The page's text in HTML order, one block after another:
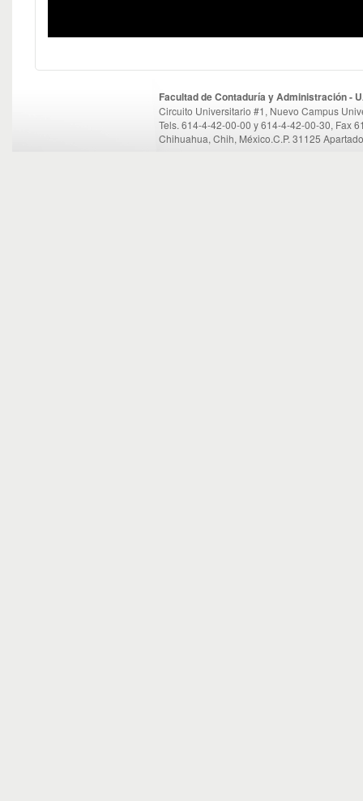
Facultad de Contaduría y Administración -
Circuito Universitario #1, Nuevo Campus
Tels. 614-4-42-00-00 y 614-4-42-00-30, Fax
Chihuahua, Chih, México.C.P. 31125